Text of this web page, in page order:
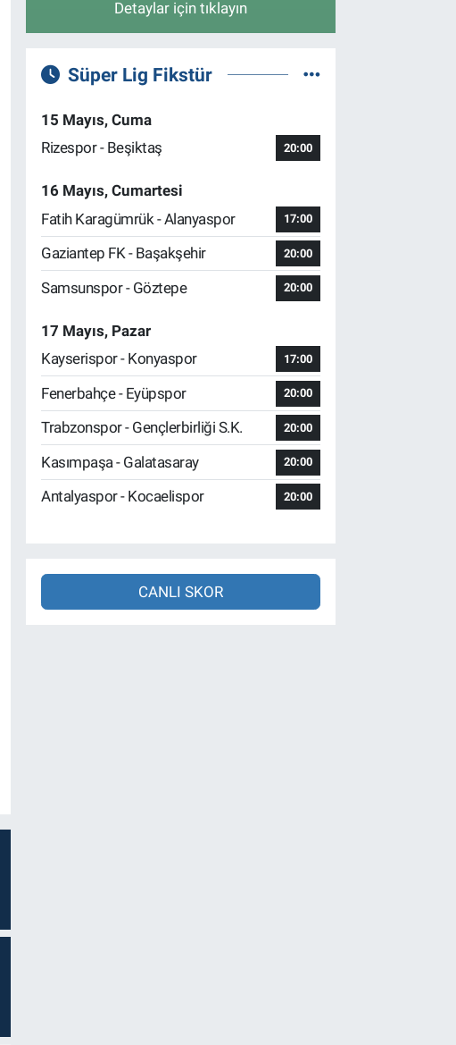
Detaylar için tıklayın
Süper Lig Fikstür
15 Mayıs, Cuma
Rizespor - Beşiktaş
20:00
16 Mayıs, Cumartesi
Fatih Karagümrük - Alanyaspor
17:00
Gaziantep FK - Başakşehir 20:00
Samsunspor - Göztepe 20:00
17 Mayıs, Pazar
Kayserispor - Konyaspor
17:00
Fenerbahçe - Eyüpspor 20:00
Trabzonspor - Gençlerbirliği S.K. 20:00
Kasımpaşa - Galatasaray 20:00
Antalyaspor - Kocaelispor 20:00
CANLI SKOR